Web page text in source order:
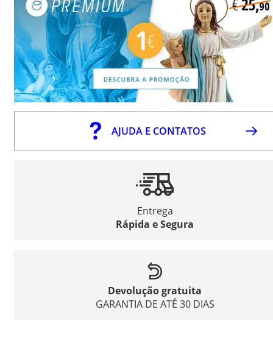
AJUDA E CONTATOS
Entrega
Rápida e Segura
Devolução gratuita
GARANTIA DE ATÉ 30 DIAS